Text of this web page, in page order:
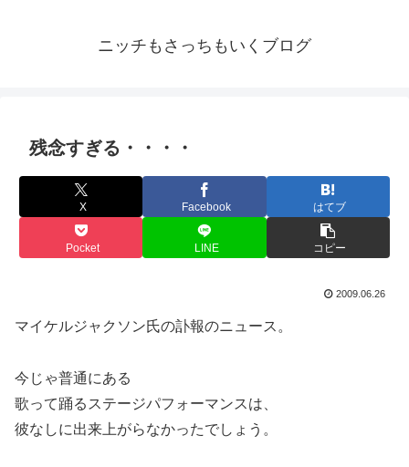
ニッチもさっちもいくブログ
残念すぎる・・・・
X Facebook はてブ
Pocket LINE コピー
2009.06.26
マイケルジャクソン氏の訃報のニュース。
今じゃ普通にある
歌って踊るステージパフォーマンスは、
彼なしに出来上がらなかったでしょう。